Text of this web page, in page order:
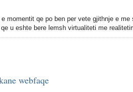
momentit qe po ben per vete gjithnje e
u eshte bere lemsh virtualiteti me
webfaqe